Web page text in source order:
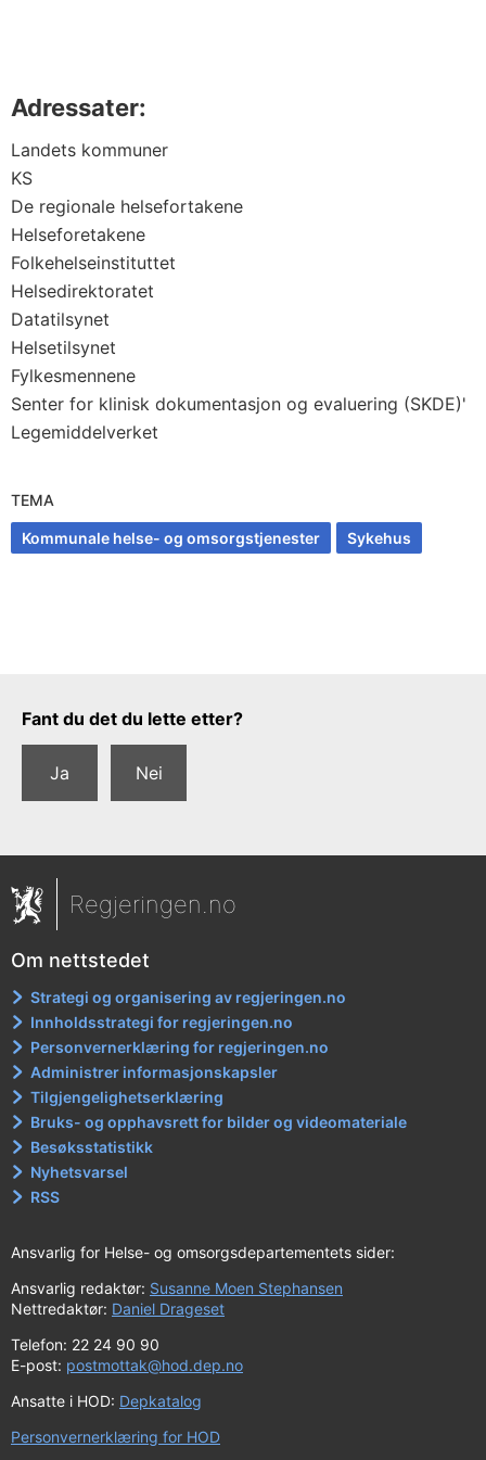
Adressater:
Landets kommuner
KS
De regionale helsefortakene
Helseforetakene
Folkehelseinstituttet
Helsedirektoratet
Datatilsynet
Helsetilsynet
Fylkesmennene
Senter for klinisk dokumentasjon og evaluering (SKDE)'
Legemiddelverket
TEMA
Kommunale helse- og omsorgstjenester Sykehus
Tilbakemeldingsskjema
Fant du det du lette etter?
Ja Nei
Regjeringen.no
Om nettstedet
Strategi og organisering av regjeringen.no
Innholdsstrategi for regjeringen.no
Personvernerklæring for regjeringen.no
Administrer informasjonskapsler
Tilgjengelighetserklæring
Bruks- og opphavsrett for bilder og videomateriale
Besøksstatistikk
Nyhetsvarsel
RSS
Ansvarlig for Helse- og omsorgsdepartementets sider:
Ansvarlig redaktør: Susanne Moen Stephansen
Nettredaktør: Daniel Drageset
Telefon: 22 24 90 90
E-post: postmottak@hod.dep.no
Ansatte i HOD: Depkatalog
Personvernerklæring for HOD